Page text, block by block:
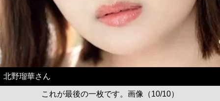
北野瑠華さん
これが最後の一枚です。画像（10/10）